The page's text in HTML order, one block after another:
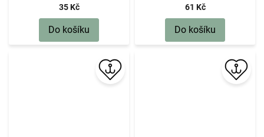
35 Kč
Do košíku
61 Kč
Do košíku